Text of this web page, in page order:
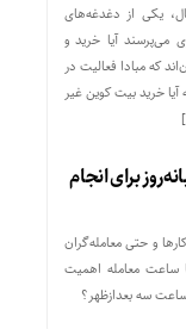
یکی از دغدغه‌های
می‌پرسند آیا خرید و
که مبادا فعالیت در
خرید بیت کوین غیر
برای انجام
و حتی معامله‌گران
ساعت معامله اهمیت
سه بعدازظهر؟